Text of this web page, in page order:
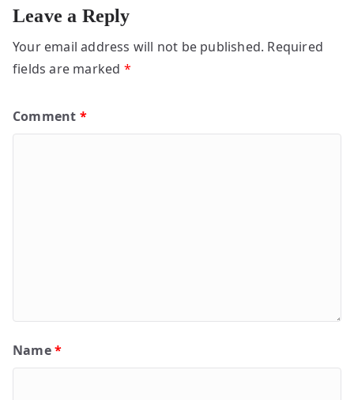
Leave a Reply
Your email address will not be published. Required
fields are marked *
Comment *
Name*